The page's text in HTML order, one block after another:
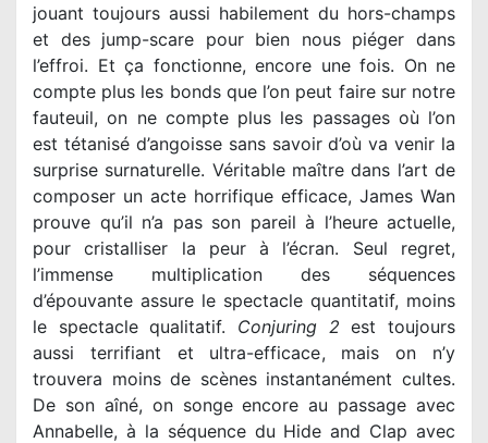
jouant toujours aussi habilement du hors-champs
et des jump-scare pour bien nous piéger dans
l’effroi. Et ça fonctionne, encore une fois. On ne
compte plus les bonds que l’on peut faire sur notre
fauteuil, on ne compte plus les passages où l’on
est tétanisé d’angoisse sans savoir d’où va venir la
surprise surnaturelle. Véritable maître dans l’art de
composer un acte horrifique efficace, James Wan
prouve qu’il n’a pas son pareil à l’heure actuelle,
pour cristalliser la peur à l’écran. Seul regret,
l’immense multiplication des séquences
d’épouvante assure le spectacle quantitatif, moins
le spectacle qualitatif. Conjuring 2 est toujours
aussi terrifiant et ultra-efficace, mais on n’y
trouvera moins de scènes instantanément cultes.
De son aîné, on songe encore au passage avec
Annabelle, à la séquence du Hide and Clap avec